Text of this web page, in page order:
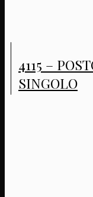
4115 –
SINGOLO